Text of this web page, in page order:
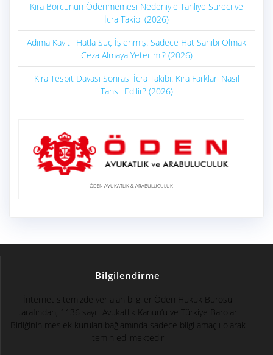
Kira Borcunun Ödenmemesi Nedeniyle Tahliye Süreci ve
İcra Takibi (2026)
Adıma Kayıtlı Hatla Suç İşlenmiş: Sadece Hat Sahibi Olmak
Ceza Almaya Yeter mi? (2026)
Kira Tespit Davası Sonrası İcra Takibi: Kira Farkları Nasıl
Tahsil Edilir? (2026)
ÖDEN AVUKATLIK & ARABULUCULUK
Bilgilendirme
İnternet sitemizde yer alan bilgiler Öden Hukuk Bürosu
tarafından, 1136 sayılı Avukatlık Kanun’u ve Türkiye Barolar
Birliğinin meslek kuruları bağlamında sadece bilgi amaçlı olarak
temin edilmektedir